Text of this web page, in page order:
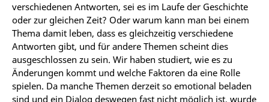
verschiedenen Antworten, sei es im Laufe der Geschichte
oder zur gleichen Zeit? Oder warum kann man bei einem
Thema damit leben, dass es gleichzeitig verschiedene
Antworten gibt, und für andere Themen scheint dies
ausgeschlossen zu sein. Wir haben studiert, wie es zu
Änderungen kommt und welche Faktoren da eine Rolle
spielen. Da manche Themen derzeit so emotional beladen
sind und ein Dialog deswegen fast nicht möglich ist, wurde